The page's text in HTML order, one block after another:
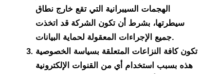
الهجمات السيبرانية التي تقع خارج نطاق
سيطرتها، بشرط أن تكون الشركة قد اتخذت
جميع الإجراءات المعقولة لحماية البيانات.
تكون كافة النزاعات المتعلقة بسياسة الخصوصية
هذه بسبب استخدام أي من القنوات الإلكترونية